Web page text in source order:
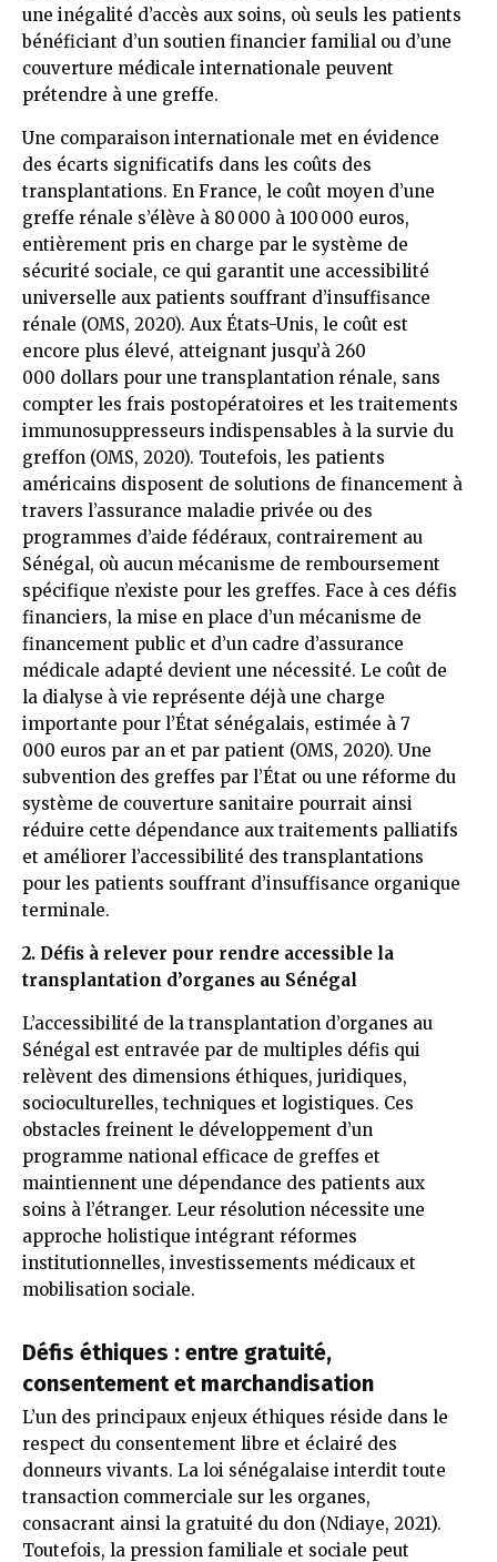
une inégalité d’accès aux soins, où seuls les patients
bénéficiant d’un soutien financier familial ou d’une
couverture médicale internationale peuvent
prétendre à une greffe.
Une comparaison internationale met en évidence
des écarts significatifs dans les coûts des
transplantations. En France, le coût moyen d’une
greffe rénale s’élève à 80 000 à 100 000 euros,
entièrement pris en charge par le système de
sécurité sociale, ce qui garantit une accessibilité
universelle aux patients souffrant d’insuffisance
rénale (OMS, 2020). Aux États-Unis, le coût est
encore plus élevé, atteignant jusqu’à 260
000 dollars pour une transplantation rénale, sans
compter les frais postopératoires et les traitements
immunosuppresseurs indispensables à la survie du
greffon (OMS, 2020). Toutefois, les patients
américains disposent de solutions de financement à
travers l’assurance maladie privée ou des
programmes d’aide fédéraux, contrairement au
Sénégal, où aucun mécanisme de remboursement
spécifique n’existe pour les greffes. Face à ces défis
financiers, la mise en place d’un mécanisme de
financement public et d’un cadre d’assurance
médicale adapté devient une nécessité. Le coût de
la dialyse à vie représente déjà une charge
importante pour l’État sénégalais, estimée à 7
000 euros par an et par patient (OMS, 2020). Une
subvention des greffes par l’État ou une réforme du
système de couverture sanitaire pourrait ainsi
réduire cette dépendance aux traitements palliatifs
et améliorer l’accessibilité des transplantations
pour les patients souffrant d’insuffisance organique
terminale.
2. Défis à relever pour rendre accessible la
transplantation d’organes au Sénégal
L’accessibilité de la transplantation d’organes au
Sénégal est entravée par de multiples défis qui
relèvent des dimensions éthiques, juridiques,
socioculturelles, techniques et logistiques. Ces
obstacles freinent le développement d’un
programme national efficace de greffes et
maintiennent une dépendance des patients aux
soins à l’étranger. Leur résolution nécessite une
approche holistique intégrant réformes
institutionnelles, investissements médicaux et
mobilisation sociale.
Défis éthiques : entre gratuité,
consentement et marchandisation
L’un des principaux enjeux éthiques réside dans le
respect du consentement libre et éclairé des
donneurs vivants. La loi sénégalaise interdit toute
transaction commerciale sur les organes,
consacrant ainsi la gratuité du don (Ndiaye, 2021).
Toutefois, la pression familiale et sociale peut